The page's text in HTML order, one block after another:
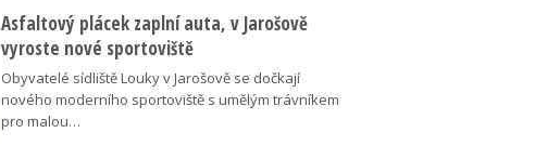
Asfaltový plácek zaplní auta, v Jarošově
vyroste nové sportoviště
Obyvatelé sídliště Louky v Jarošově se dočkají
nového moderního sportoviště s umělým trávníkem
pro malou…